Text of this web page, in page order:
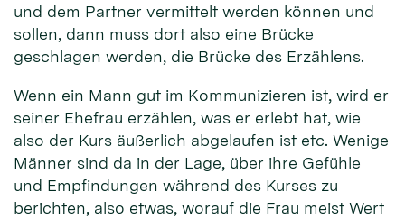
und dem Partner vermittelt werden können und
sollen, dann muss dort also eine Brücke
geschlagen werden, die Brücke des Erzählens.
Wenn ein Mann gut im Kommunizieren ist, wird er
seiner Ehefrau erzählen, was er erlebt hat, wie
also der Kurs äußerlich abgelaufen ist etc. Wenige
Männer sind da in der Lage, über ihre Gefühle
und Empfindungen während des Kurses zu
berichten, also etwas, worauf die Frau meist Wert